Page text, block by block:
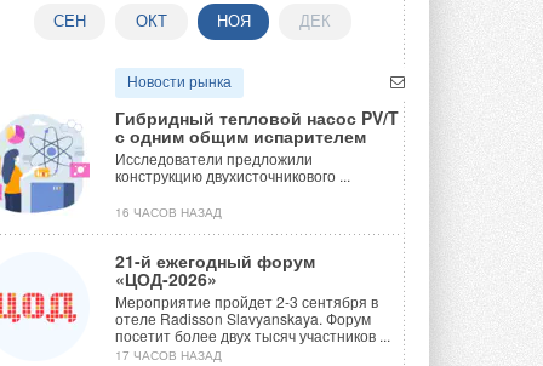
СЕН ОКТ НОЯ ДЕК
Новости рынка
Гибридный тепловой насос PV/T
с одним общим испарителем
Исследователи предложили
конструкцию двухисточникового ...
16 ЧАСОВ НАЗАД
21-й ежегодный форум
«ЦОД-2026»
Мероприятие пройдет 2-3 сентября в
отеле Radisson Slavyanskaya. Форум
посетит более двух тысяч участников ...
17 ЧАСОВ НАЗАД